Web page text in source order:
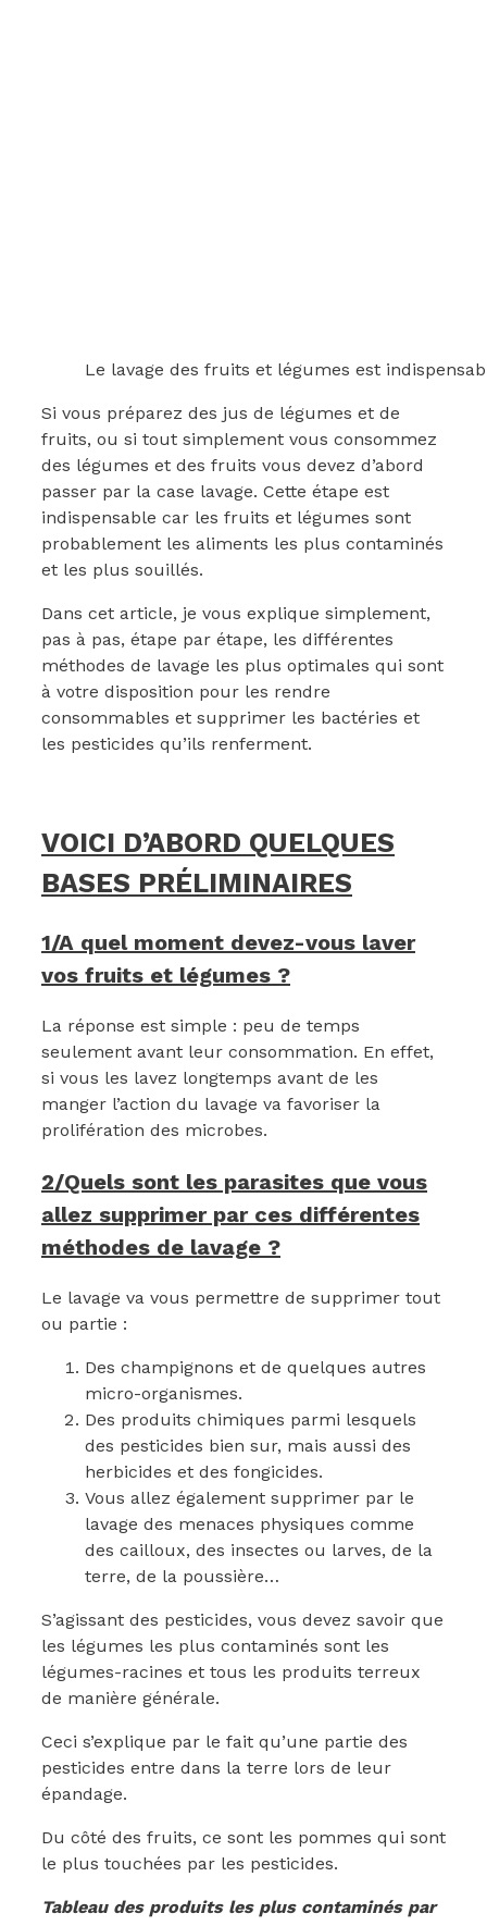
Le lavage des fruits et légumes est
Si vous préparez des jus de légumes et de
fruits, ou si tout simplement vous consommez
des légumes et des fruits vous devez d’abord
passer par la case lavage. Cette étape est
indispensable car les fruits et légumes sont
probablement les aliments les plus contaminés
et les plus souillés.
Dans cet article, je vous explique simplement,
pas à pas, étape par étape, les différentes
méthodes de lavage les plus optimales qui sont
à votre disposition pour les rendre
consommables et supprimer les bactéries et
les pesticides qu’ils renferment.
VOICI D’ABORD QUELQUES
BASES PRÉLIMINAIRES
1/A quel moment devez-vous laver
vos fruits et légumes ?
La réponse est simple : peu de temps
seulement avant leur consommation. En effet,
si vous les lavez longtemps avant de les
manger l’action du lavage va favoriser la
prolifération des microbes.
2/Quels sont les parasites que vous
allez supprimer par ces différentes
méthodes de lavage ?
Le lavage va vous permettre de supprimer tout
ou partie :
Des champignons et de quelques autres
micro-organismes.
Des produits chimiques parmi lesquels
des pesticides bien sur, mais aussi des
herbicides et des fongicides.
Vous allez également supprimer par le
lavage des menaces physiques comme
des cailloux, des insectes ou larves, de la
terre, de la poussière…
S’agissant des pesticides, vous devez savoir que
les légumes les plus contaminés sont les
légumes-racines et tous les produits terreux
de manière générale.
Ceci s’explique par le fait qu’une partie des
pesticides entre dans la terre lors de leur
épandage.
Du côté des fruits, ce sont les pommes qui sont
le plus touchées par les pesticides.
Tableau des produits les plus contaminés par